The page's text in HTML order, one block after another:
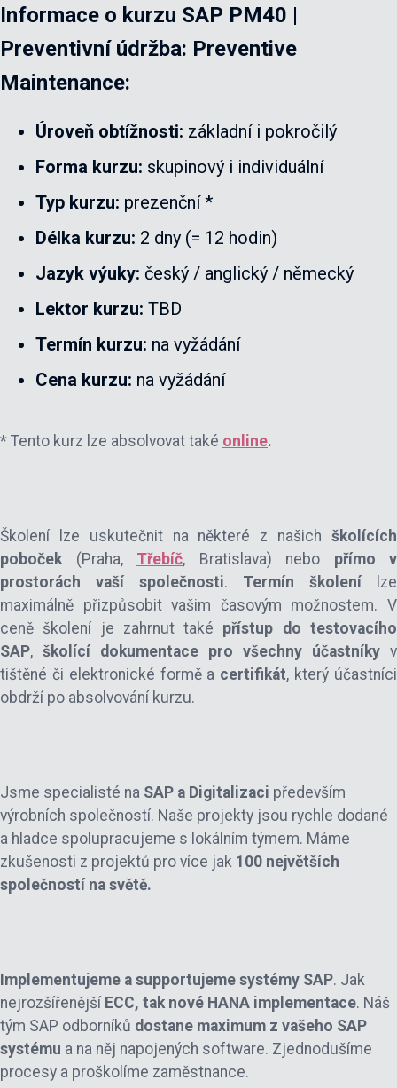
Informace o kurzu SAP PM40 |
Preventivní údržba: Preventive
Maintenance:
Úroveň obtížnosti: základní i pokročilý
Forma kurzu: skupinový i individuální
Typ kurzu: prezenční *
Délka kurzu: 2 dny (= 12 hodin)
Jazyk výuky: český / anglický / německý
Lektor kurzu: TBD
Termín kurzu: na vyžádání
Cena kurzu: na vyžádání
* Tento kurz lze absolvovat také online.
Školení lze uskutečnit na některé z našich školících
poboček (Praha, Třebíč, Bratislava) nebo přímo v
prostorách vaší společnosti. Termín školení lze
maximálně přizpůsobit vašim časovým možnostem. V
ceně školení je zahrnut také přístup do testovacího
SAP, školící dokumentace pro všechny účastníky v
tištěné či elektronické formě a certifikát, který účastníci
obdrží po absolvování kurzu.
Jsme specialisté na SAP a Digitalizaci především
výrobních společností. Naše projekty jsou rychle dodané
a hladce spolupracujeme s lokálním týmem. Máme
zkušenosti z projektů pro více jak 100 největších
společností na světě.
Implementujeme a supportujeme systémy SAP. Jak
nejrozšířenější ECC, tak nové HANA implementace. Náš
tým SAP odborníků dostane maximum z vašeho SAP
systému a na něj napojených software. Zjednodušíme
procesy a proškolíme zaměstnance.